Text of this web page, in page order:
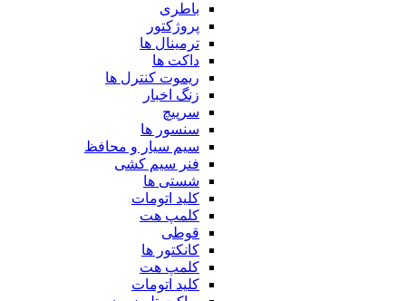
باطری
پروژکتور
ترمینال ها
داکت ها
ریموت کنترل ها
زنگ اخبار
سرپیچ
سنسور ها
سیم سیار و محافظ
فنر سیم کشی
شستی ها
کلید اتومات
کلمپ هت
قوطی
کانکتور ها
کلمپ هت
کلید اتومات